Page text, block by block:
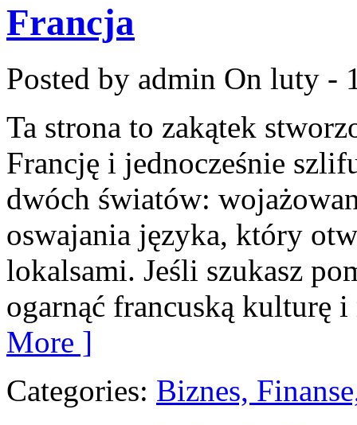
Francja
Posted by admin On luty -
Ta strona to zakątek
Francję i jednocześnie
dwóch światów:
oswajania języka, który
lokalsami. Jeśli szukasz
ogarnąć francuską kulturę
More ]
Categories: Biznes,